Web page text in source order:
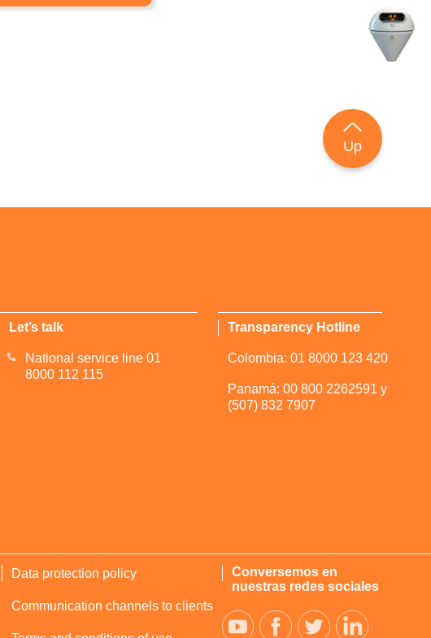
Up
Let’s talk
National service line 01
8000 112 115
Transparency Hotline
Colombia: 01 8000 123 420
Panamá: 00 800 2262591 y
(507) 832 7907
Data protection policy
Communication channels to clients
Conversemos en
nuestras redes sociales